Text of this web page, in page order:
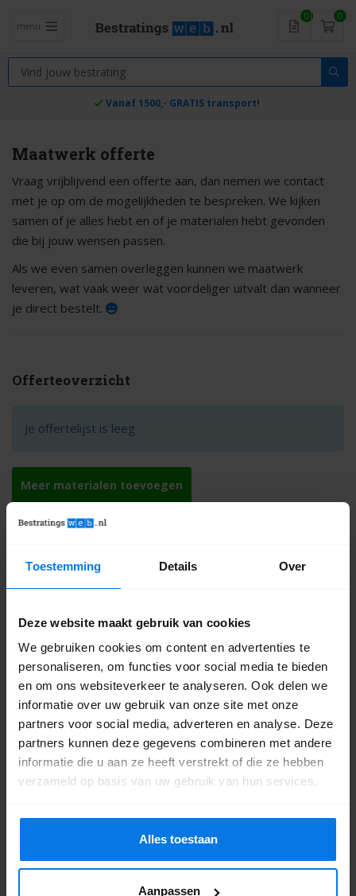
Toestemming Details Over
Deze website maakt gebruik van cookies
We gebruiken cookies om content en advertenties te
personaliseren, om functies voor social media te bieden
en om ons websiteverkeer te analyseren. Ook delen we
informatie over uw gebruik van onze site met onze
partners voor social media, adverteren en analyse. Deze
partners kunnen deze gegevens combineren met andere
informatie die u aan ze heeft verstrekt of die ze hebben
verzameld op basis van uw gebruik van hun services.
Alles toestaan
Aanpassen
menu
0 0
Vanaf 1500,- GRATIS transport!
Maatwerk offerte
Vraag vrijblijvend een offerte aan, dan nemen we contact
met je op om de mogelijkheden te bespreken. We kijken
samen of je alles hebt en of je materialen hebt gevonden
die bij jouw wensen passen.
Als we even samen overleggen kunnen we maatwerk
leveren, wat vaak weer wat voordeliger uitvalt dan wanneer
je direct bestelt.
Offerteoverzicht
Je offertelijst is leeg
Zullen we met je meedenken?